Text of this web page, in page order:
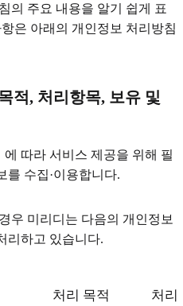
의 주요 내용을 알기 쉽게 표
은 아래의 개인정보 처리방침
적, 처리항목, 보유 및
따라 서비스 제공을 위해 필
를 수집·이용합니다.
우 미리디는 다음의 개인정보
리하고 있습니다.
처리 목적 처리